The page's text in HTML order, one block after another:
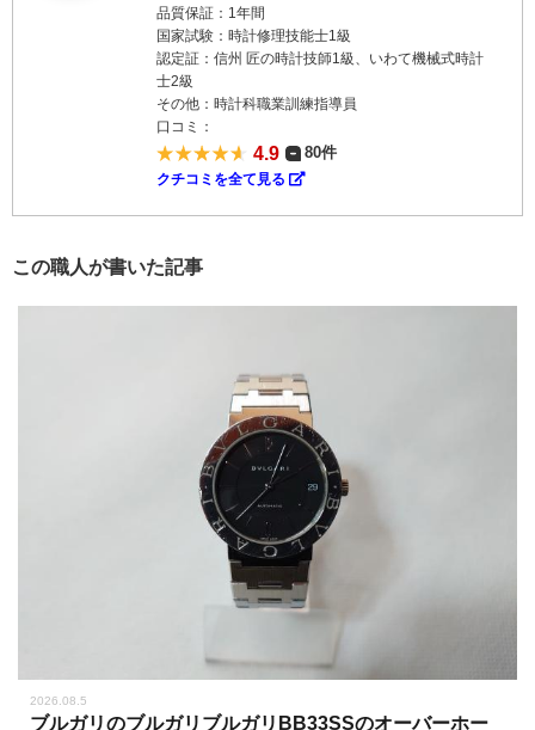
品質保証：1年間
国家試験：時計修理技能士1級
認定証：信州 匠の時計技師1級、いわて機械式時計
士2級
その他：時計科職業訓練指導員
口コミ：
4.9 80件
クチコミを全て見る
この職人が書いた記事
2026.08.5
ブルガリのブルガリブルガリBB33SSのオーバーホー